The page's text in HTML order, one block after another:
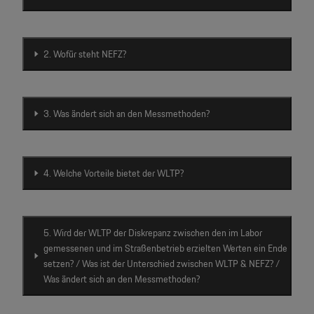
Motorsport & Events
Service & Zubehör
Newsletter
Mein Porsche Account
YouTube Channel
Konfigurator
Car Configurator
Porsche Timepieces
Porsche Poster Designer
2. Wofür steht NEFZ?
3. Was ändert sich an den Messmethoden?
4. Welche Vorteile bietet der WLTP?
5. Wird der WLTP der Diskrepanz zwischen den im Labor
gemessenen und im Straßenbetrieb erzielten Werten ein Ende
setzen? / Was ist der Unterschied zwischen WLTP & NEFZ? /
Was ändert sich an den Messmethoden?